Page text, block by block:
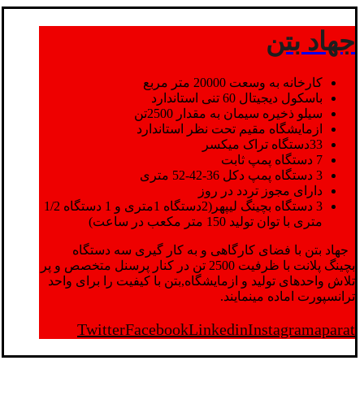
جهاد بتن
کارخانه به وسعت 20000 متر مربع
باسکول دیجیتال 60 تنی استاندارد
سیلو ذخیره سیمان به مقدار 2500تن
ازمایشگاه مقیم تحت نظر استاندارد
33دستگاه تراک میکسر
7 دستگاه پمپ ثابت
3 دستگاه پمپ دکل 36-42-52 متری
دارای مجوز تردد در روز
3 دستگاه بچینگ لیپهر(2دستگاه 1متری و 1 دستگاه 1/2
متری با توان تولید 150 متر مکعب در ساعت)
جهاد بتن با فضای کارگاهی و به کار گیری سه دستگاه
بچینگ پلانت با ظرفیت 2500 تن در کنار پرسنل متخصص و پر
تلاش واحدهای تولید و ازمایشگاه,بتن با کیفیت را برای واحد
ترانسپورت اماده مینمایند.
TwitterFacebookLinkedinInstagramaparat